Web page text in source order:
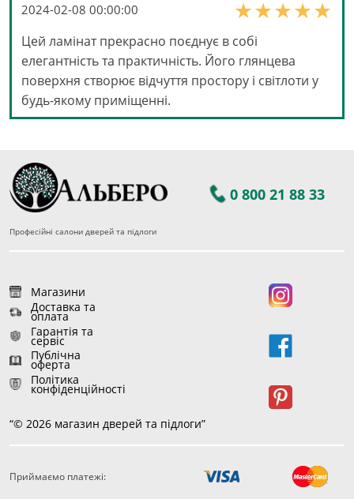
75
2024-02-08 00:00:00
Цей ламінат прекрасно поєднує в собі
елегантність та практичність. Його глянцева
поверхня створює відчуття простору і світлоти у
будь-якому приміщенні.
0 800 21 88 33
Професійні салони дверей та підлоги
Магазини
Доставка та
оплата
Гарантія та
сервіс
Публічна
оферта
Політика
конфіденційності
“© 2026 магазин дверей та підлоги”
Приймаємо платежі: